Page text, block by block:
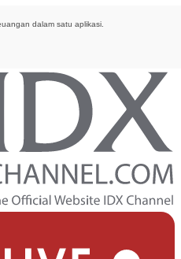
dalam satu aplikasi.